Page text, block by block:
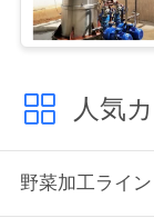
達
に
連
絡
人気
野菜加工ライン